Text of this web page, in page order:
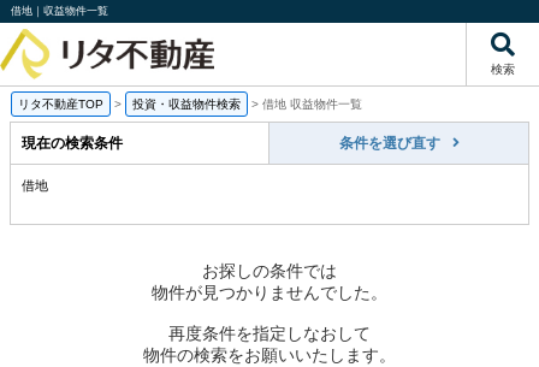
借地｜収益物件一覧
検索
リタ不動産TOP > 投資・収益物件検索 > 借地 収益物件一覧
現在の検索条件 条件を選び直す
借地
お探しの条件では
物件が見つかりませんでした。
再度条件を指定しなおして
物件の検索をお願いいたします。